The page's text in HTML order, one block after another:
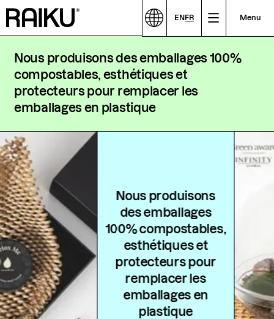
Nous produisons des emballages 100%
compostables, esthétiques et
protecteurs pour remplacer les
emballages en plastique
ENFR Menu
Nous produisons
des emballages
100% compostables,
esthétiques et
protecteurs pour
remplacer les
emballages en
plastique